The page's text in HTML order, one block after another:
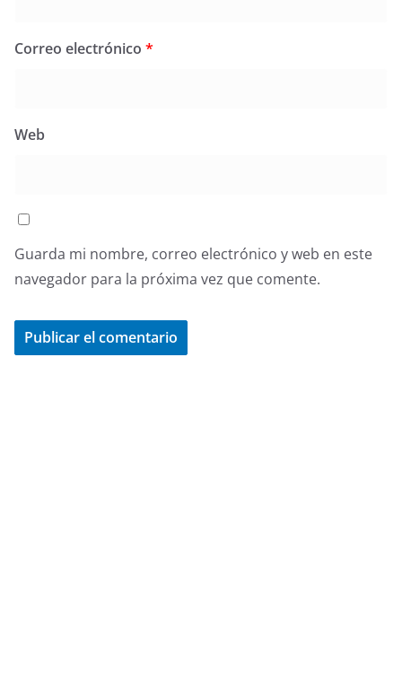
Correo electrónico *
Web
Guarda mi nombre, correo electrónico y web en este
navegador para la próxima vez que comente.